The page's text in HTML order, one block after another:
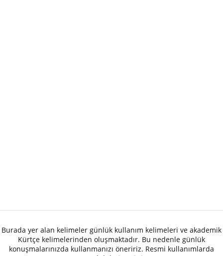
Burada yer alan kelimeler günlük kullanım kelimeleri ve akademik
Kürtçe kelimelerinden oluşmaktadır. Bu nedenle günlük
konuşmalarınızda kullanmanızı öneririz. Resmi kullanımlarda